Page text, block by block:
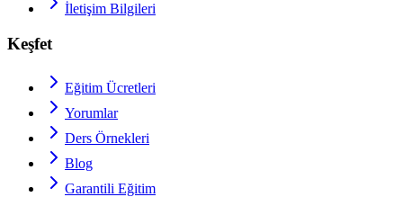
İletişim Bilgileri
Keşfet
Eğitim Ücretleri
Yorumlar
Ders Örnekleri
Blog
Garantili Eğitim